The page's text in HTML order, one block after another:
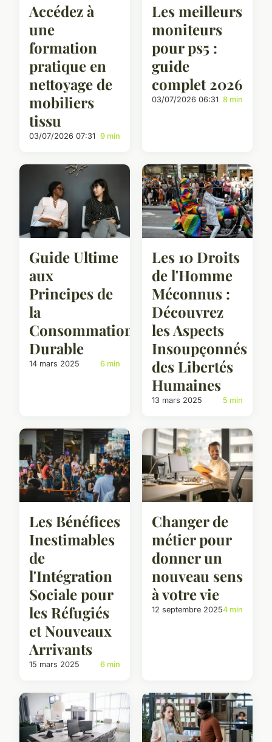
Accédez à
une
formation
pratique en
nettoyage de
mobiliers
tissu
03/07/2026 07:31 9 min
Les meilleurs
moniteurs
pour ps5 :
guide
complet 2026
03/07/2026 06:31 8 min
Guide Ultime
aux
Principes de
la
Consommation
Durable
14 mars 2025 6 min
Les 10 Droits
de l'Homme
Méconnus :
Découvrez
les Aspects
Insoupçonnés
des Libertés
Humaines
13 mars 2025 5 min
Les Bénéfices
Inestimables
de
l'Intégration
Sociale pour
les Réfugiés
et Nouveaux
Arrivants
15 mars 2025 6 min
Changer de
métier pour
donner un
nouveau sens
à votre vie
12 septembre 20254 min